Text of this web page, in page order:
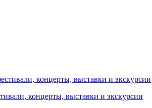
концерты, выставки и экскурсии